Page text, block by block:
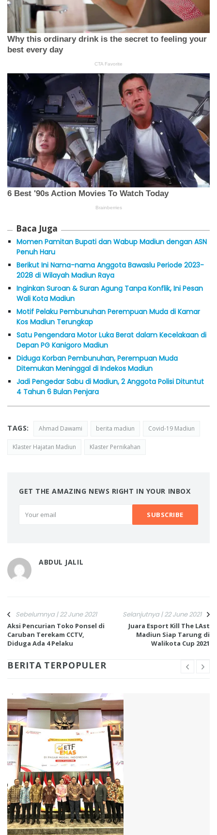
Baca Juga
Momen Pamitan Bupati dan Wabup Madiun dengan ASN
Penuh Haru
Berikut Ini Nama-nama Anggota Bawaslu Periode 2023-
2028 di Wilayah Madiun Raya
Inginkan Suroan & Suran Agung Tanpa Konflik, Ini Pesan
Wali Kota Madiun
Motif Pelaku Pembunuhan Perempuan Muda di Kamar
Kos Madiun Terungkap
Satu Pengendara Motor Luka Berat dalam Kecelakaan di
Depan PG Kanigoro Madiun
Diduga Korban Pembunuhan, Perempuan Muda
Ditemukan Meninggal di Indekos Madiun
Jadi Pengedar Sabu di Madiun, 2 Anggota Polisi Dituntut
4 Tahun 6 Bulan Penjara
TAGS: Ahmad Dawami berita madiun Covid-19 Madiun
Klaster Hajatan Madiun Klaster Pernikahan
GET THE AMAZING NEWS RIGHT IN YOUR INBOX
ABDUL JALIL
Sebelumnya | 22 June 2021
Aksi Pencurian Toko Ponsel di
Caruban Terekam CCTV,
Diduga Ada 4 Pelaku
Selanjutnya | 22 June 2021
Juara Esport Kill The LAst
Madiun Siap Tarung di
Walikota Cup 2021
BERITA TERPOPULER